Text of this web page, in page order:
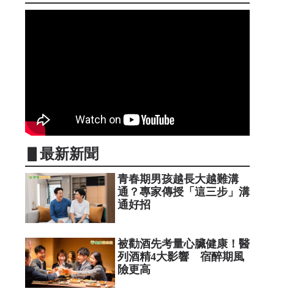
▋最新新聞
青春期男孩越長大越難溝
通？專家傳授「這三步」溝
通好招
被勸酒先考量心臟健康！醫
列酒精4大影響 宿醉期風
險更高